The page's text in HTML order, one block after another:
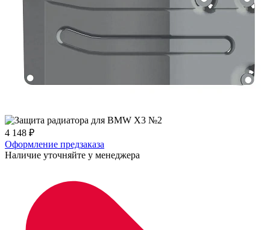
4 148 ₽
Оформление предзаказа
Наличие уточняйте у менеджера